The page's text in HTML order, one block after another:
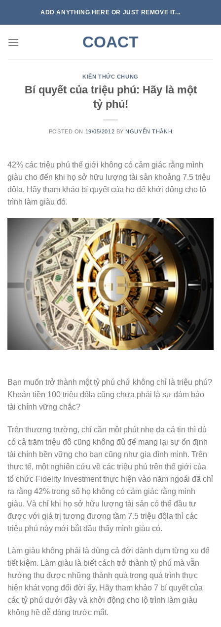
ADD ANYTHING HERE OR JUST REMOVE IT...
COACT
KIẾN THỨC CHUNG
Bí quyết của triệu phú: Hãy là một
tỷ phú!
POSTED ON 19/05/2012 BY NGUYỄN THÀNH
42% các triệu phú thế giới không có cảm giác rằng mình
giàu cho đến khi họ sở hữu lượng tài sản khoảng 7.5 triệu
đôla. Hãy tham khảo bí quyết của họ để khởi động cho lộ
trình làm giàu đó.
Bạn muốn trở thành một tỷ phú chứ không chỉ là triệu phú?
Khoản tiền 100 triệu đôla cũng chưa phải là sự đảm bảo
tài chính vững chắc?
Trên thương trường, chỉ cần một phút nhẹ dạ cả tin thì dù
có cả trăm triệu đô cũng không đủ để mang lại sự ổn định
tài chính bền vững cho bạn cũng như gia đình mình. Trên
thực tế, một nghiên cứu về các triệu phú trên thế giới của
tổ chức Fidelity Investment thực hiện vào năm ngoái đã chỉ
ra rằng 42% trong số họ không có cảm giác rằng mình
giàu. Và chỉ khi họ sở hữu lượng tài sản có thể đầu tư
được với giá trị tương đương tầm 7.5 triệu đôla thì các
triệu phú này mới bắt đầu thấy mình giàu có.
Làm giàu không phải là dùng cả đời dành dụm từng xu để
tiết kiệm. Làm giàu là biết cách trở thành tỷ phú mà vẫn
hưởng thụ được những thành quả trong quá trình thực
hiện khát vọng đổi đời ấy. Hãy tham khảo 7 bí quyết của
các tỷ phú dưới đây và khởi động cho lộ trình làm giàu
không hề dễ dàng trước mắt.